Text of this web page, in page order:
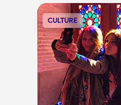
CULTURE